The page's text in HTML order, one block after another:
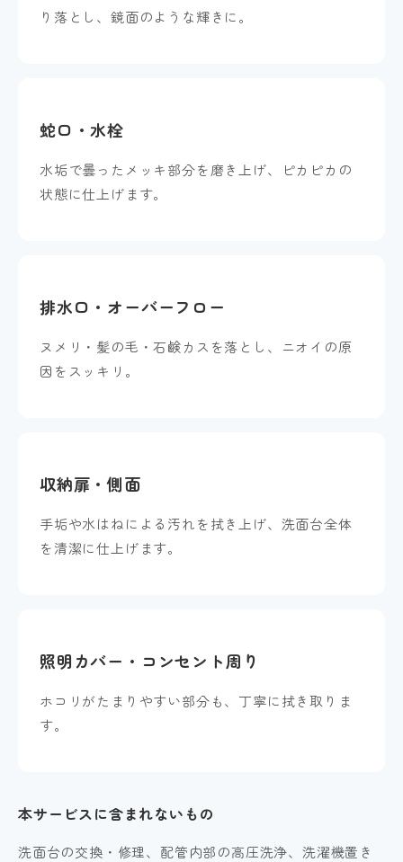
り落とし、鏡面のような輝きに。
蛇口・水栓
水垢で曇ったメッキ部分を磨き上げ、ピカピカの
状態に仕上げます。
排水口・オーバーフロー
ヌメリ・髪の毛・石鹸カスを落とし、ニオイの原
因をスッキリ。
収納扉・側面
手垢や水はねによる汚れを拭き上げ、洗面台全体
を清潔に仕上げます。
照明カバー・コンセント周り
ホコリがたまりやすい部分も、丁寧に拭き取りま
す。
本サービスに含まれないもの
洗面台の交換・修理、配管内部の高圧洗浄、洗濯機置き